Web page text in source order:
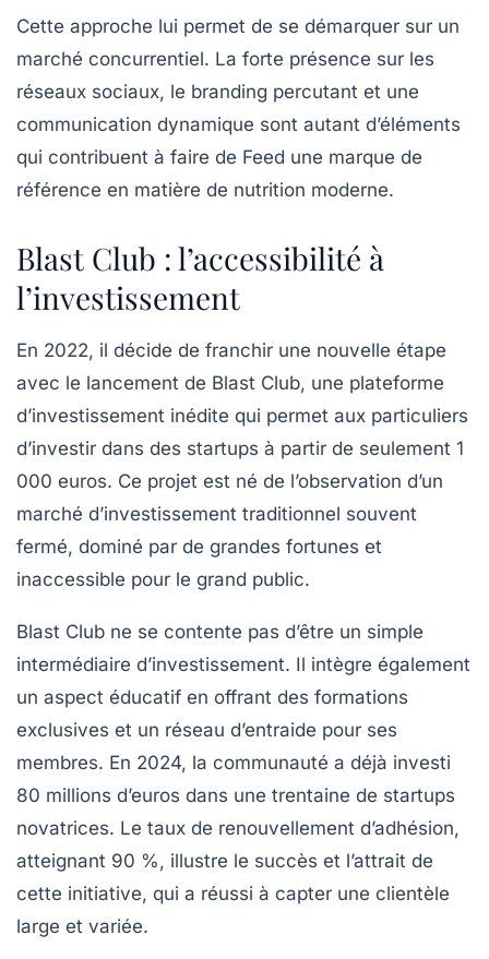
Cette approche lui permet de se démarquer sur un
marché concurrentiel. La forte présence sur les
réseaux sociaux, le branding percutant et une
communication dynamique sont autant d’éléments
qui contribuent à faire de Feed une marque de
référence en matière de nutrition moderne.
Blast Club : l’accessibilité à
l’investissement
En 2022, il décide de franchir une nouvelle étape
avec le lancement de Blast Club, une plateforme
d’investissement inédite qui permet aux particuliers
d’investir dans des startups à partir de seulement 1
000 euros. Ce projet est né de l’observation d’un
marché d’investissement traditionnel souvent
fermé, dominé par de grandes fortunes et
inaccessible pour le grand public.
Blast Club ne se contente pas d’être un simple
intermédiaire d’investissement. Il intègre également
un aspect éducatif en offrant des formations
exclusives et un réseau d’entraide pour ses
membres. En 2024, la communauté a déjà investi
80 millions d’euros dans une trentaine de startups
novatrices. Le taux de renouvellement d’adhésion,
atteignant 90 %, illustre le succès et l’attrait de
cette initiative, qui a réussi à capter une clientèle
large et variée.